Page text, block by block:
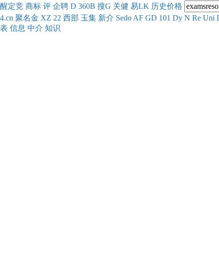
醒定竞 商标 评 企聘 D 360B 搜G 关健 易LK 历史价格
4.cn 聚名金 XZ 22 西部 玉集 新介 Sedo AF GD 101 Dy N Re Uni
表 信息 中介 知识